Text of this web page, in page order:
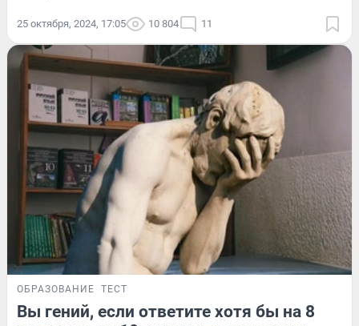
25 октября, 2024, 17:05 10 804 11
ОБРАЗОВАНИЕ ТЕСТ
Вы гений, если ответите хотя бы на 8